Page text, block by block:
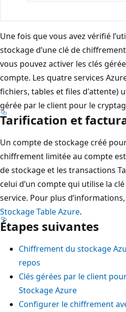
Une fois que vous avez vérifié
stockage d’une clé de
vous pouvez activer les clés
compte. Les quatre services
fichiers, tables et files d'attente)
gérée par le client pour le
Tarification et
Un compte de stockage créé
chiffrement limitée au compte
de stockage et les transactions
celui d’un compte qui utilise la
service. Pour plus
Stockage Table Azure.
Étapes suivantes
Chiffrement du stockage
repos
Clés gérées par le client
Stockage Azure
Configurer le chiffrement